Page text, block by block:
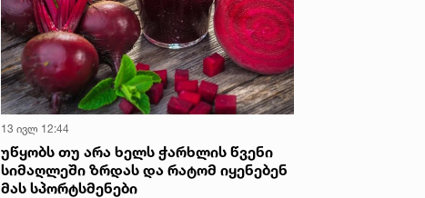
13 ივლ 12:44
უწყობს თუ არა ხელს ჭარხლის წვენი
სიმაღლეში ზრდას და რატომ იყენებენ
მას სპორტსმენები